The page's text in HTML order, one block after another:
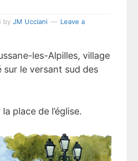
byJM Ucciani
Leave a
les-Alpilles, village
sur le versant sud des
place de l’église.